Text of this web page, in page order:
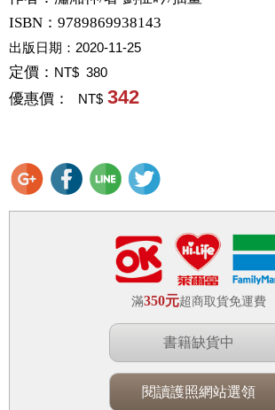
ISBN：9789869938143
出版日期： 2020-11-25
定價： NT$ 380
優惠價： NT$ 342
滿350元超商取貨免運費
書籍缺貨中
閱讀護照網站選領